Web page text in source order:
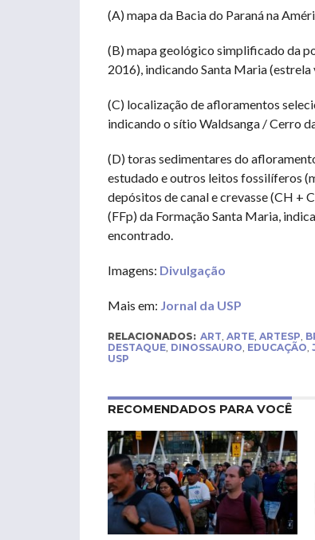
(A) mapa da Bacia do Paraná na
(B) mapa geológico simplificado da
2016), indicando Santa Maria (estrela
(C) localização de afloramentos
indicando o sítio Waldsanga / Cerro
(D) toras sedimentares do
estudado e outros leitos fossilíferos
depósitos de canal e crevasse (CH +
(FFp) da Formação Santa Maria,
encontrado.
Imagens: Divulgação
Mais em: Jornal da USP
RELACIONADOS: ART, ARTE, ARTESP,
DESTAQUE, DINOSSAURO, EDUCAÇÃO,
USP
RECOMENDADOS PARA VOCÊ